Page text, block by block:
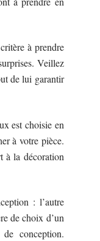
à prendre
Veillez
de lui garantir
est choisie en
à votre pièce.
à la décoration
: l’autre
de choix d’un
conception.